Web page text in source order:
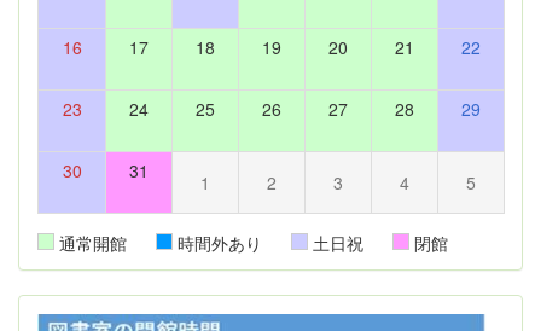
16 17 18 19 20 21 22
23 24 25 26 27 28 29
30 31 1 2 3 4 5
通常開館 時間外あり 土日祝 閉館